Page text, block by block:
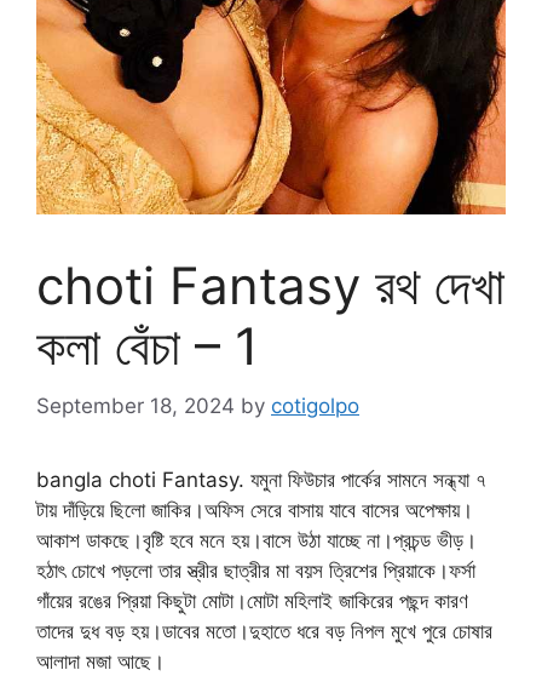
choti Fantasy রথ দেখা
কলা বেঁচা – 1
September 18, 2024 by cotigolpo
bangla choti Fantasy. যমুনা ফিউচার পার্কের সামনে সন্ধ্যা ৭
টায় দাঁড়িয়ে ছিলো জাকির।অফিস সেরে বাসায় যাবে বাসের অপেক্ষায়।
আকাশ ডাকছে।বৃষ্টি হবে মনে হয়।বাসে উঠা যাচ্ছে না।প্রচন্ড ভীড়।
হঠাৎ চোখে পড়লো তার স্ত্রীর ছাত্রীর মা বয়স ত্রিশের প্রিয়াকে।ফর্সা
গাঁয়ের রঙের প্রিয়া কিছুটা মোটা।মোটা মহিলাই জাকিরের পছন্দ কারণ
তাদের দুধ বড় হয়।ডাবের মতো।দুহাতে ধরে বড় নিপল মুখে পুরে চোষার
আলাদা মজা আছে।